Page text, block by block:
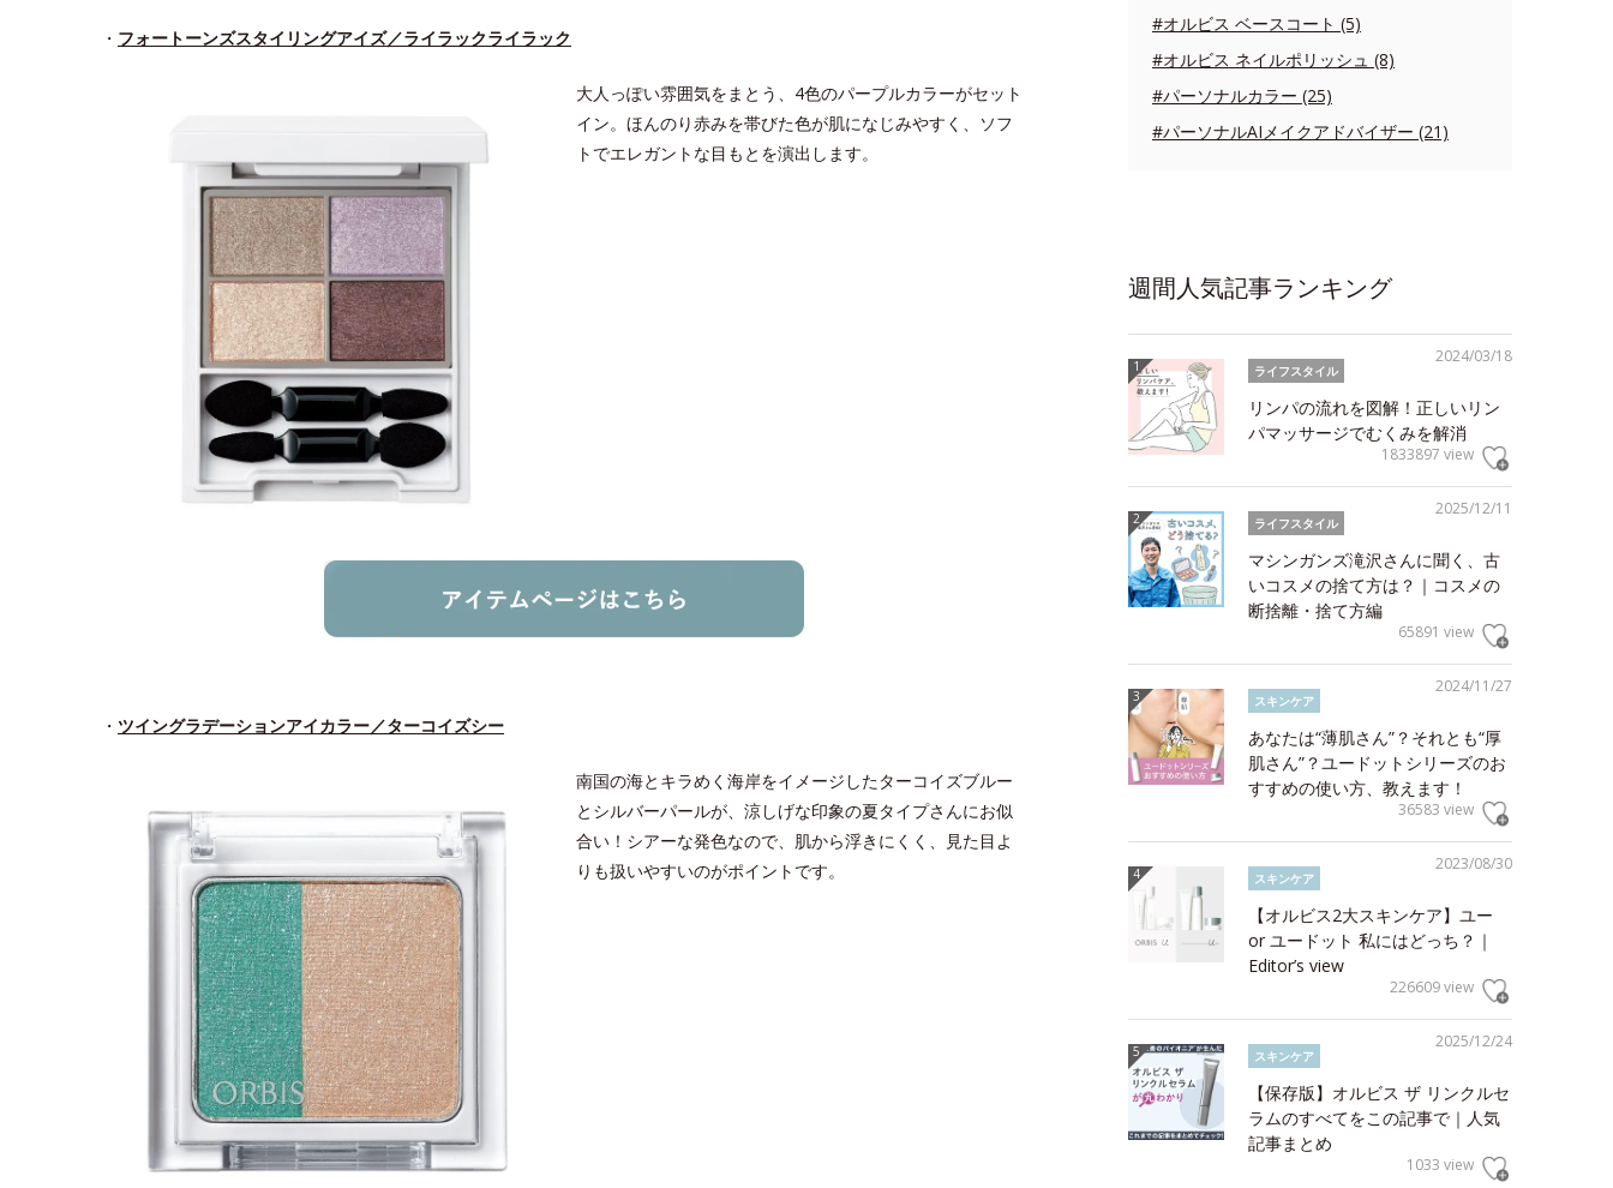
・ フォートーンズスタイリングアイズ／ライラックライラック
大人っぽい雰囲気をまとう、4色のパープルカラーがセット
イン。ほんのり赤みを帯びた色が肌になじみやすく、ソフ
トでエレガントな目もとを演出します。
・ ツイングラデーションアイカラー／ターコイズシー
南国の海とキラめく海岸をイメージしたターコイズブルー
とシルバーパールが、涼しげな印象の夏タイプさんにお似
合い！シアーな発色なので、肌から浮きにくく、見た目よ
りも扱いやすいのがポイントです。
#オルビス ベースコート (5)
#オルビス ネイルポリッシュ (8)
#パーソナルカラー (25)
#パーソナルAIメイクアドバイザー (21)
週間人気記事ランキング
2024/03/18
ライフスタイル
リンパの流れを図解！正しいリン
パマッサージでむくみを解消
1833897 view
2025/12/11
ライフスタイル
マシンガンズ滝沢さんに聞く、古
いコスメの捨て方は？｜コスメの
断捨離・捨て方編
65891 view
2024/11/27
スキンケア
あなたは“薄肌さん”？それとも“厚
肌さん”？ユードットシリーズのお
すすめの使い方、教えます！
36583 view
2023/08/30
スキンケア
【オルビス2大スキンケア】ユー
or ユードット 私にはどっち？｜
Editor’s view
226609 view
2025/12/24
スキンケア
【保存版】オルビス ザ リンクルセ
ラムのすべてをこの記事で｜人気
記事まとめ
1033 view